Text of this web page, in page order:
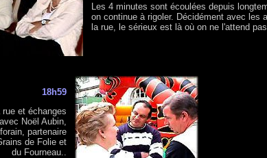
Les 4 minutes sont écoulées depuis
on continue à rigoler. Décidément avec les
la rue, le sérieux est là où on ne l'attend
18h59
rue et échanges
Noël Aubin,
partenaire
de Folie et
du Fourneau..